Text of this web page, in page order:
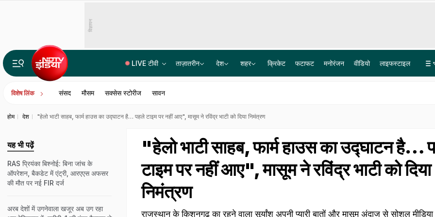
विज्ञापन
LIVE टीवी ताज़ातरीन देश शहर क्रिकेट फटाफट मनोरंजन वीडियो लाइफस्टाइल
विशेष लिंक संसद मौसम सक्सेस स्टोरीज सावन
होम देश "हेलो भाटी साहब, फार्म हाउस का उद्घाटन है… पहले टाइम पर नहीं आए", मासूम ने रव‍िंद्र भाटी को द‍िया न‍िमंत्रण
"हेलो भाटी साहब, फार्म हाउस का उद्घाटन है…
टाइम पर नहीं आए", मासूम ने रव‍िंद्र भाटी को द‍िया
न‍िमंत्रण
राजस्‍थान के किशनगढ़ का रहने वाला सूर्यांश अपनी प्यारी बातों और मासूम अंदाज से सोशल मीडिया
यह भी पढ़ें
RAS प्रियंका बिश्नोई: बिना जांच के
ऑपरेशन, बैकडेट में एंट्री, आरएएस अफसर
की मौत पर नई FIR दर्ज
अरब देशों में उगनेवाला खजूर अब उग रहा